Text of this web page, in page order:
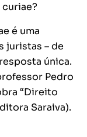
é uma
juristas – de
única.
Pedro
“Direito
Saraiva).